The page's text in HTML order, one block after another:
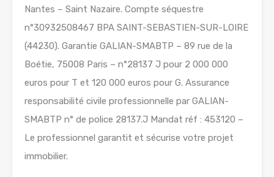
Nantes – Saint Nazaire. Compte séquestre
n°30932508467 BPA SAINT-SEBASTIEN-SUR-LOIRE
(44230). Garantie GALIAN-SMABTP – 89 rue de la
Boétie, 75008 Paris – n°28137 J pour 2 000 000
euros pour T et 120 000 euros pour G. Assurance
responsabilité civile professionnelle par GALIAN-
SMABTP n° de police 28137.J Mandat réf : 453120 –
Le professionnel garantit et sécurise votre projet
immobilier.